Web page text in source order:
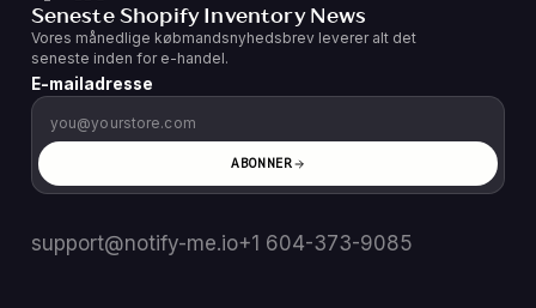
Seneste Shopify Inventory News
Vores månedlige købmandsnyhedsbrev leverer alt det
seneste inden for e-handel.
E-mailadresse
ABONNER
support@notify-me.io+1 604-373-9085